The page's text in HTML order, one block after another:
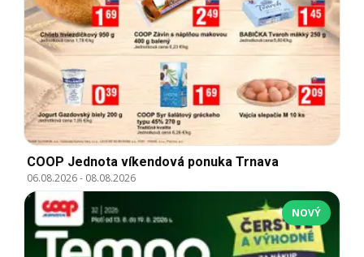
COOP Jednota víkendová ponuka Trnava
06.08.2026- 08.08.2026
NOVÝ